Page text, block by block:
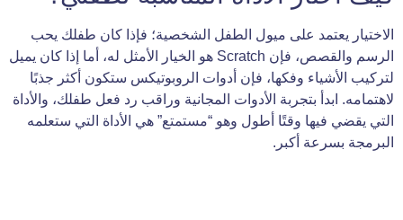
الاختيار يعتمد على ميول الطفل الشخصية؛ فإذا كان طفلك يحب
الرسم والقصص، فإن Scratch هو الخيار الأمثل له، أما إذا كان يميل
لتركيب الأشياء وفكها، فإن أدوات الروبوتيكس ستكون أكثر جذبًا
لاهتمامه. ابدأ بتجربة الأدوات المجانية وراقب رد فعل طفلك، والأداة
التي يقضي فيها وقتًا أطول وهو “مستمتع” هي الأداة التي ستعلمه
البرمجة بسرعة أكبر.